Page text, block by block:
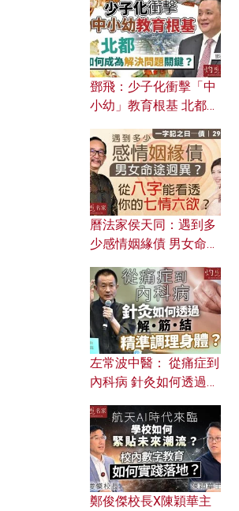
濟為何仍然低迷？
鄧飛：少子化衝擊「中
小幼」教育根基 北都如
曆法家侯天同：遇到多
少感情姻緣債 男女命途
的七情六欲？
左常波中醫： 從痛症到
內科病 針灸如何透過解
鄭俊傑校長X陳穎華主